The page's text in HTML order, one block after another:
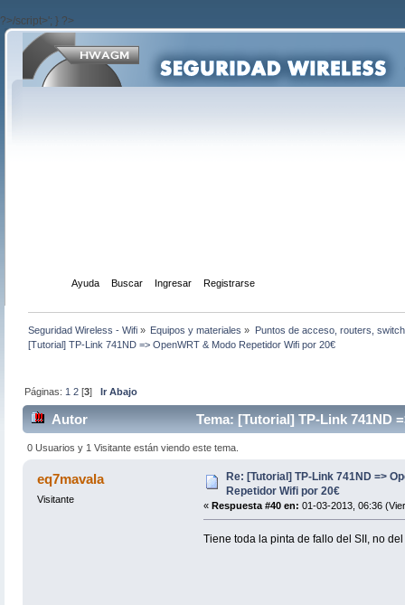
?>/script>'; } ?>
Ayuda Buscar Ingresar Registrarse
Seguridad Wireless - Wifi » Equipos y materiales » Puntos de acceso, routers,
[Tutorial] TP-Link 741ND => OpenWRT & Modo Repetidor Wifi por 20€
Páginas: 1 2 [3]Ir Abajo
Autor Tema: [Tutorial] TP-Link 741ND
0 Usuarios y 1 Visitante están viendo este tema.
eq7mavala
Visitante
Re: [Tutorial] TP-Link 741ND =>
Repetidor Wifi por 20€
« Respuesta #40 en: 01-03-2013, 06:36
Tiene toda la pinta de fallo del SII, no